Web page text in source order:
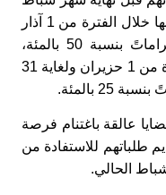
الحالي وإعفاء ‏الطلبات التي يتم تقديمها خلال ‏الفترة من 1 آذار
ولغاية 31 أيار العام الحالي من ‏الغراماتً بنسبة 50 بالمئة،
والطلبات التي ‏يتم تقديمها خلال الفترة من 1 حزيران ولغاية ‏‏31
بالمئة
.
عالقة باغتنام ‏فرصة
طلباتهم للاستفادة من
الحالي.‏